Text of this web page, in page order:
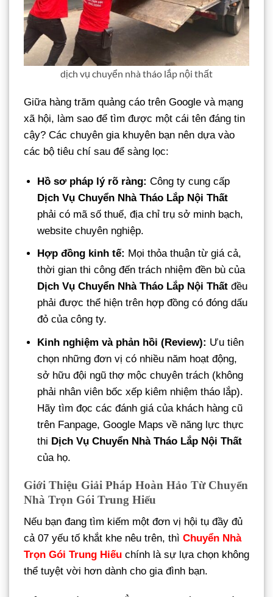
dịch vụ chuyển nhà tháo lắp nội thất
Giữa hàng trăm quảng cáo trên Google và mạng
xã hội, làm sao để tìm được một cái tên đáng tin
cậy? Các chuyên gia khuyên bạn nên dựa vào
các bộ tiêu chí sau để sàng lọc:
Hồ sơ pháp lý rõ ràng: Công ty cung cấp
Dịch Vụ Chuyển Nhà Tháo Lắp Nội Thất
phải có mã số thuế, địa chỉ trụ sở minh bạch,
website chuyên nghiệp.
Hợp đồng kinh tế: Mọi thỏa thuận từ giá cả,
thời gian thi công đến trách nhiệm đền bù của
Dịch Vụ Chuyển Nhà Tháo Lắp Nội Thất đều
phải được thể hiện trên hợp đồng có đóng dấu
đỏ của công ty.
Kinh nghiệm và phản hồi (Review): Ưu tiên
chọn những đơn vị có nhiều năm hoạt động,
sở hữu đội ngũ thợ mộc chuyên trách (không
phải nhân viên bốc xếp kiêm nhiệm tháo lắp).
Hãy tìm đọc các đánh giá của khách hàng cũ
trên Fanpage, Google Maps về năng lực thực
thi Dịch Vụ Chuyển Nhà Tháo Lắp Nội Thất
của họ.
Giới Thiệu Giải Pháp Hoàn Hảo Từ Chuyển
Nhà Trọn Gói Trung Hiếu
Nếu bạn đang tìm kiếm một đơn vị hội tụ đầy đủ
cả 07 yếu tố khắt khe nêu trên, thì Chuyển Nhà
Trọn Gói Trung Hiếu chính là sự lựa chọn không
thể tuyệt vời hơn dành cho gia đình bạn.